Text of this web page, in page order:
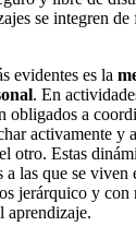
se integren
evidentes es la
. En
obligados a
activamente y
otro. Estas
las que se viven
jerárquico y con
aprendizaje.